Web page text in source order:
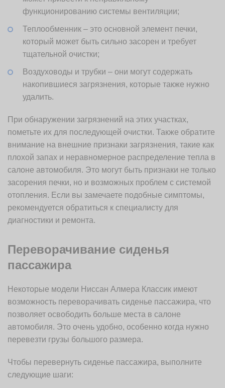
функционированию системы вентиляции;
Теплообменник – это основной элемент печки,
который может быть сильно засорен и требует
тщательной очистки;
Воздуховоды и трубки – они могут содержать
накопившиеся загрязнения, которые также нужно
удалить.
При обнаружении загрязнений на этих участках,
пометьте их для последующей очистки. Также обратите
внимание на внешние признаки загрязнения, такие как
плохой запах и неравномерное распределение тепла в
салоне автомобиля. Это могут быть признаки не только
засорения печки, но и возможных проблем с системой
отопления. Если вы замечаете подобные симптомы,
рекомендуется обратиться к специалисту для
диагностики и ремонта.
Переворачивание сиденья
пассажира
Некоторые модели Ниссан Алмера Классик имеют
возможность переворачивать сиденье пассажира, что
позволяет освободить больше места в салоне
автомобиля. Это очень удобно, особенно когда нужно
перевезти грузы большого размера.
Чтобы перевернуть сиденье пассажира, выполните
следующие шаги: